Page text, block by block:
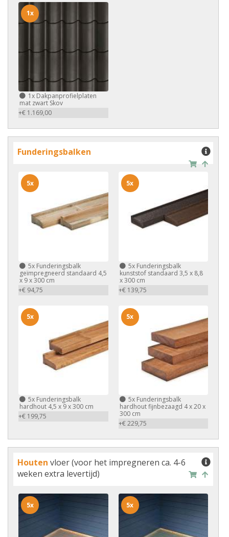
1x Dakpanprofielplaten
mat zwart Skov
+€ 1.169,00
1x
Funderingsbalken
5x Funderingsbalk
geïmpregneerd standaard 4,5
x 9 x 300 cm
+€ 94,75
5x
5xFunderingsbalk
kunststof standaard 3,5 x 8,8
x 300 cm
+€ 139,75
5x
5x Funderingsbalk
hardhout 4,5 x 9 x 300 cm
+€ 199,75
5x
5xFunderingsbalk
hardhout fijnbezaagd 4 x 20 x
300 cm
+€ 229,75
5x
Houten vloer (voor het impregneren ca. 4-6
weken extra levertijd)
5x 5x